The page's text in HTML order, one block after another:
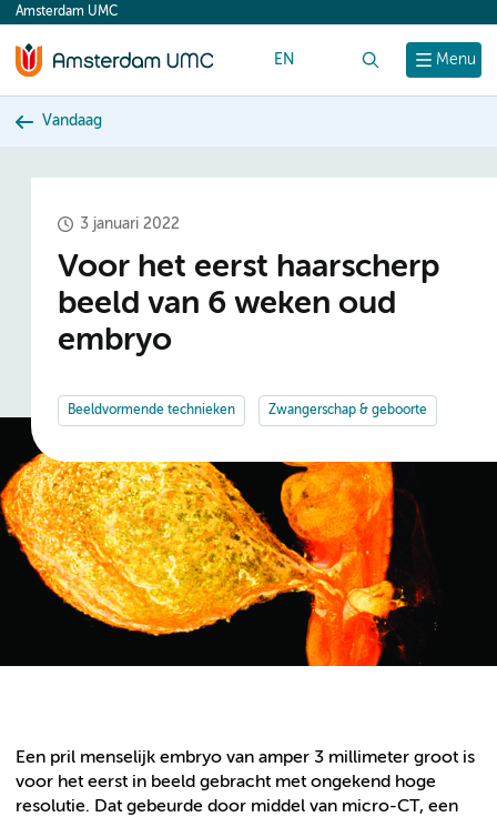
content
Menu
Amsterdam UMC
EN
Vandaag
3 januari 2022
Voor het eerst haarscherp
beeld van 6 weken oud
embryo
Beeldvormende technieken Zwangerschap & geboorte
Een pril menselijk embryo van amper 3 millimeter groot is
voor het eerst in beeld gebracht met ongekend hoge
resolutie. Dat gebeurde door middel van micro-CT, een